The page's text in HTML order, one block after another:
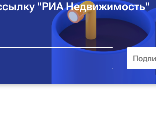
"РИА Недвижимость"